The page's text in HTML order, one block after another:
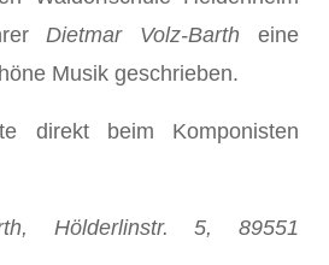
Dietmar Volz-Barth eine
Musik geschrieben.
direkt beim Komponisten
Hölderlinstr. 5, 89551